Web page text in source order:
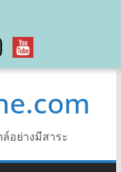
อย่างมีสาระ